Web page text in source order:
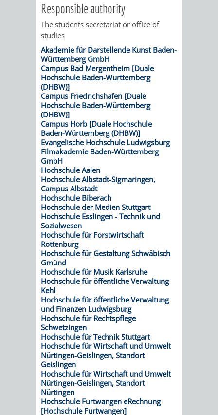
DENKMALSCHUTZ
GENEHMIGUNGSVERFAHREN
TAG
DES
DENKMALS
HÄUSER
LIEGENSCHAFTEN
ABWASSERBESEITIGUNG
ERSCHLIESSUNGSBEITRAG
ANTRAGSVERFAHREN
VERMIETE
DOCH
AN
DEINE
STADT
WIEDERVERMIETUNGSPRÄMIE
DEZERNATE
UND UND
GEBÄUDEBETRIEB
FÜR
SOZIALE
Responsible authority
The students secretariat or office of
studies
Akademie für Darstellende Kunst Baden-
Württemberg GmbH
Campus Bad Mergentheim [Duale
Hochschule Baden-Württemberg
(DHBW)]
Campus Friedrichshafen [Duale
Hochschule Baden-Württemberg
(DHBW)]
Campus Horb [Duale Hochschule
Baden-Württemberg (DHBW)]
Evangelische Hochschule Ludwigsburg
Filmakademie Baden-Württemberg
GmbH
Hochschule Aalen
Hochschule Albstadt-Sigmaringen,
Campus Albstadt
Hochschule Biberach
Hochschule der Medien Stuttgart
Hochschule Esslingen - Technik und
Sozialwesen
Hochschule für Forstwirtschaft
Rottenburg
Hochschule für Gestaltung Schwäbisch
Gmünd
Hochschule für Musik Karlsruhe
Hochschule für öffentliche Verwaltung
Kehl
Hochschule für öffentliche Verwaltung
und Finanzen Ludwigsburg
Hochschule für Rechtspflege
Schwetzingen
Hochschule für Technik Stuttgart
Hochschule für Wirtschaft und Umwelt
Nürtingen-Geislingen, Standort
Geislingen
Hochschule für Wirtschaft und Umwelt
Nürtingen-Geislingen, Standort
Nürtingen
Hochschule Furtwangen eRechnung
[Hochschule Furtwangen]